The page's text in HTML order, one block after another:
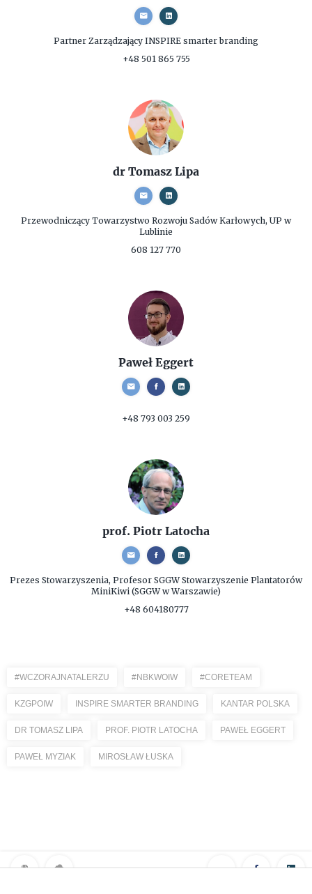
Partner Zarządzający INSPIRE smarter branding
+48 501 865 755
dr Tomasz Lipa
Przewodniczący Towarzystwo Rozwoju Sadów Karłowych, UP w
Lublinie
608 127 770
Paweł Eggert
+48 793 003 259
prof. Piotr Latocha
Prezes Stowarzyszenia, Profesor SGGWStowarzyszenie Plantatorów
MiniKiwi (SGGW w Warszawie)
+48 604180777
#WCZORAJNATALERZU #NBKWOIW #CORETEAM
KZGPOIW INSPIRE SMARTER BRANDING KANTAR POLSKA
DR TOMASZ LIPA PROF. PIOTR LATOCHA PAWEŁ EGGERT
PAWEŁ MYZIAK MIROSŁAW ŁUSKA